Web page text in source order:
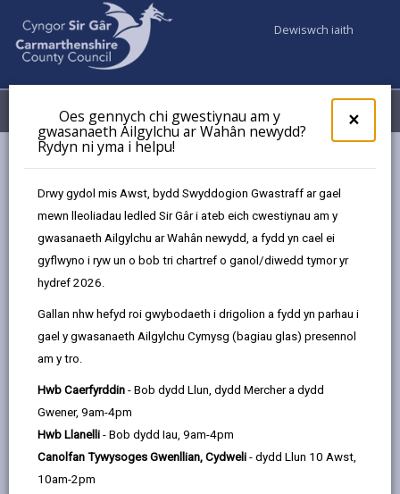
×
Oes gennych chi gwestiynau am y
gwasanaeth Ailgylchu ar Wahân newydd?
Rydyn ni yma i helpu!
Drwy gydol mis Awst, bydd Swyddogion Gwastraff ar gael
mewn lleoliadau ledled Sir Gâr i ateb eich cwestiynau am y
gwasanaeth Ailgylchu ar Wahân newydd, a fydd yn cael ei
gyflwyno i ryw un o bob tri chartref o ganol/diwedd tymor yr
hydref 2026.
Gallan nhw hefyd roi gwybodaeth i drigolion a fydd yn parhau i
gael y gwasanaeth Ailgylchu Cymysg (bagiau glas) presennol
am y tro.
Hwb Caerfyrddin - Bob dydd Llun, dydd Mercher a dydd
Gwener, 9am-4pm
Hwb Llanelli - Bob dydd Iau, 9am-4pm
Canolfan Tywysoges Gwenllian, Cydweli - dydd Llun 10 Awst,
10am-2pm
Dewiswch iaith
Dewislen
Mae ein hymddygiad yn effeithio ar bawb a phopeth
Mae ein hymddygiad yn effeithio ar
bawb a phopeth
Gwella ymddygiad disgyblion Ysgolion
Uwchradd Sir Gâr
Mae ymddygiad gwael wedi mynd
yn arferol.”